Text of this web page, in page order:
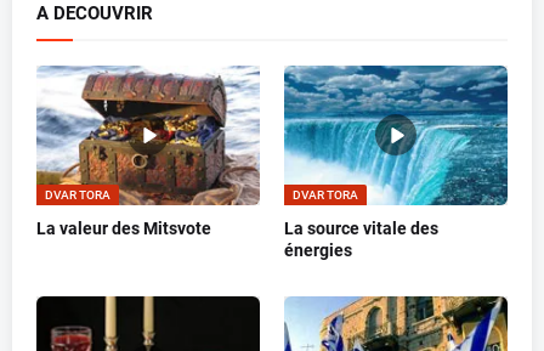
A DECOUVRIR
DVAR TORA
La valeur des Mitsvote
DVAR TORA
La source vitale des
énergies